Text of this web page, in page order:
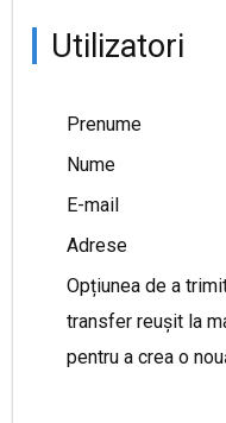
Utilizatori
Prenume
Nume
E-mail
Adrese
Opțiunea de a
transfer reușit la
pentru a crea o